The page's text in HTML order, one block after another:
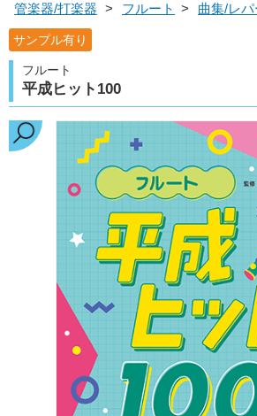
管楽器/打楽器 > フルート > 曲集/レ
サンプル有り
フルート
平成ヒット100